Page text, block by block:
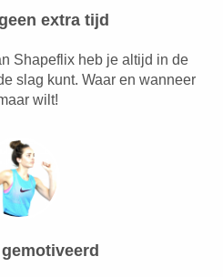
extra tijd
Shapeflix heb je altijd in de
slag kunt. Waar en wanneer
wilt!